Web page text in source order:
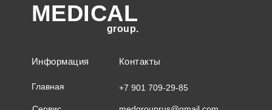
Главная +7 901 709-29-85
MEDICAL
group.
Информация Контакты